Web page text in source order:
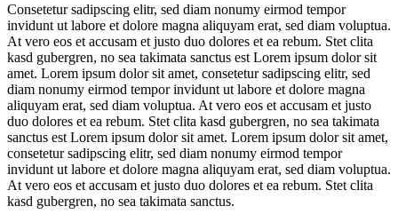
Consetetur sadipscing elitr, sed diam nonumy eirmod tempor
invidunt ut labore et dolore magna aliquyam erat, sed diam voluptua.
At vero eos et accusam et justo duo dolores et ea rebum. Stet clita
kasd gubergren, no sea takimata sanctus est Lorem ipsum dolor sit
amet. Lorem ipsum dolor sit amet, consetetur sadipscing elitr, sed
diam nonumy eirmod tempor invidunt ut labore et dolore magna
aliquyam erat, sed diam voluptua. At vero eos et accusam et justo
duo dolores et ea rebum. Stet clita kasd gubergren, no sea takimata
sanctus est Lorem ipsum dolor sit amet. Lorem ipsum dolor sit amet,
consetetur sadipscing elitr, sed diam nonumy eirmod tempor
invidunt ut labore et dolore magna aliquyam erat, sed diam voluptua.
At vero eos et accusam et justo duo dolores et ea rebum. Stet clita
kasd gubergren, no sea takimata sanctus.